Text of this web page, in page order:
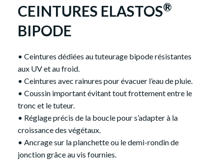
CEINTURES ELASTOS®
BIPODE
• Ceintures dédiées au tuteurage bipode résistantes
aux UV et au froid.
• Ceintures avec rainures pour évacuer l’eau de pluie.
• Coussin important évitant tout frottement entre le
tronc et le tuteur.
• Réglage précis de la boucle pour s’adapter à la
croissance des végétaux.
• Ancrage sur la planchette ou le demi-rondin de
jonction grâce au vis fournies.